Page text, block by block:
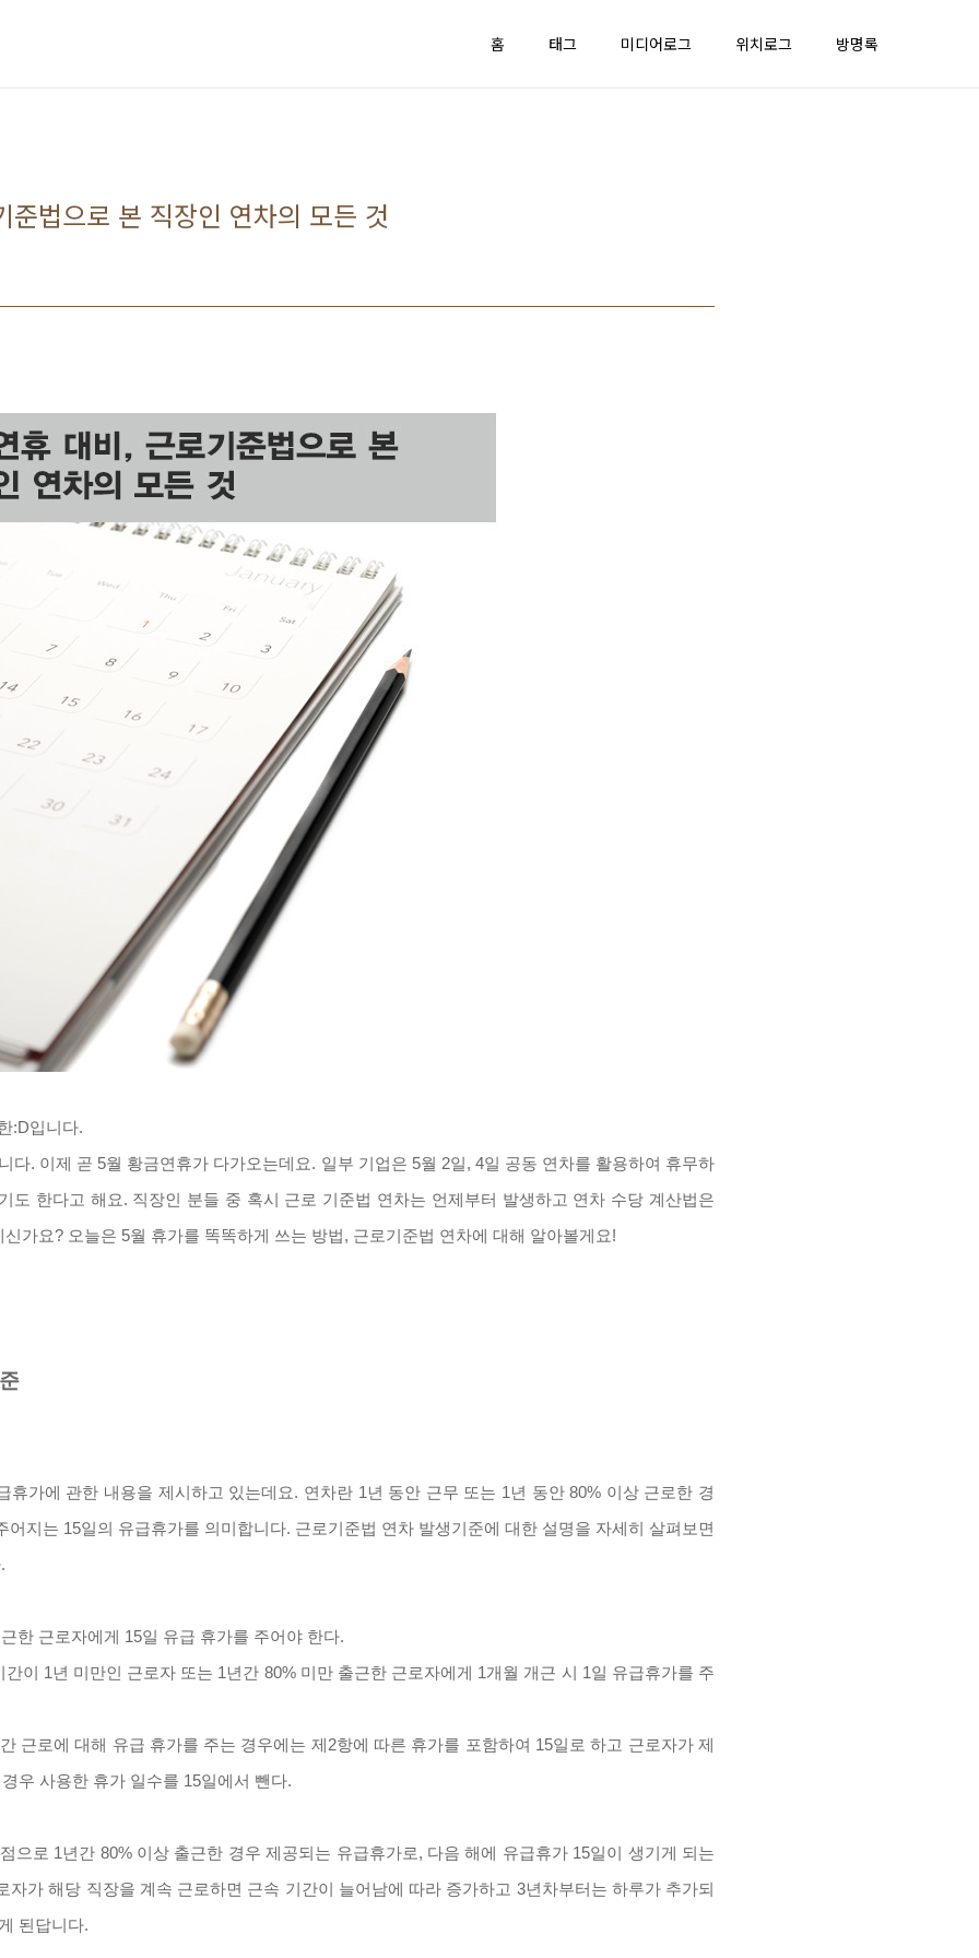
홈 태그 미디어로그 위치로그 방명록
준법으로 본 직장인 연차의 모든 것
:D입니다.
다. 이제 곧 5월 황금연휴가 다가오는데요. 일부 기업은 5월 2일, 4일 공동 연차를 활용하여 휴무하
도 한다고 해요. 직장인 분들 중 혹시 근로 기준법 연차는 언제부터 발생하고 연차 수당 계산법은
가요? 오늘은 5월 휴가를 똑똑하게 쓰는 방법, 근로기준법 연차에 대해 알아볼게요!
휴가에 관한 내용을 제시하고 있는데요. 연차란 1년 동안 근무 또는 1년 동안 80% 이상 근로한 경
어지는 15일의 유급휴가를 의미합니다. 근로기준법 연차 발생기준에 대한 설명을 자세히 살펴보면
한 근로자에게 15일 유급 휴가를 주어야 한다.
이 1년 미만인 근로자 또는 1년간 80% 미만 출근한 근로자에게 1개월 개근 시 1일 유급휴가를 주
근로에 대해 유급 휴가를 주는 경우에는 제2항에 따른 휴가를 포함하여 15일로 하고 근로자가 제
우 사용한 휴가 일수를 15일에서 뺀다.
으로 1년간 80% 이상 출근한 경우 제공되는 유급휴가로, 다음 해에 유급휴가 15일이 생기게 되는
자가 해당 직장을 계속 근로하면 근속 기간이 늘어남에 따라 증가하고 3년차부터는 하루가 추가되
된답니다.